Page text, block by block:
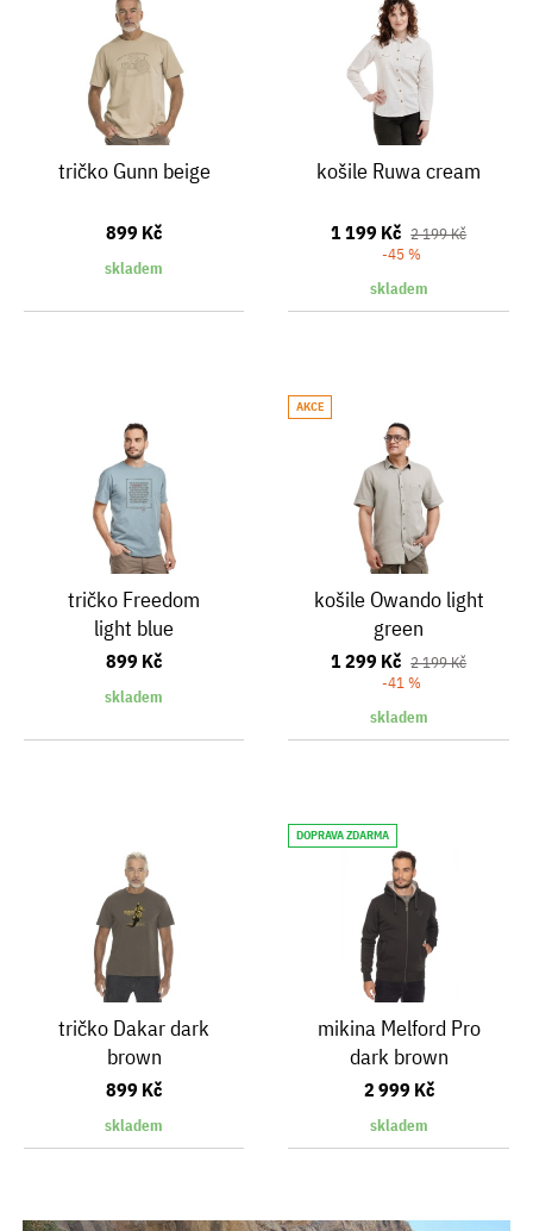
tričko Gunn beige
899 Kč
skladem
košile Ruwa cream
1 199 Kč 2 199 Kč
-45 %
skladem
tričko Freedom
light blue
899 Kč
skladem
AKCE
košile Owando light
green
1 299 Kč 2 199 Kč
-41 %
skladem
tričko Dakar dark
brown
899 Kč
skladem
DOPRAVA ZDARMA
mikina Melford Pro
dark brown
2 999 Kč
skladem